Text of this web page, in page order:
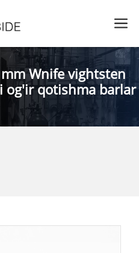
Wnife vightsten
og'ir qotishma barlar